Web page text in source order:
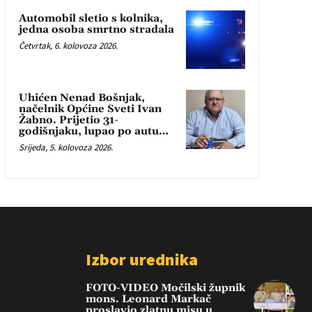
Automobil sletio s kolnika,
jedna osoba smrtno stradala
Četvrtak, 6. kolovoza 2026.
Uhićen Nenad Bošnjak,
načelnik Općine Sveti Ivan
Žabno. Prijetio 31-
godišnjaku, lupao po autu…
Srijeda, 5. kolovoza 2026.
Izbor urednika
FOTO-VIDEO Močilski župnik
mons. Leonard Markač